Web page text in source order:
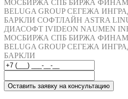
МОСБИРЖА СПБ БИРЖА ФИНАМ
BELUGA GROUP СЕГЕЖА
БАРКЛИ СОФТЛАЙН ASTRA
ДИАСОФТ IVIDEON NAUMEN
МОСБИРЖА СПБ БИРЖА ФИНАМ
BELUGA GROUP СЕГЕЖА
БАРКЛИ
Оставить заявку на консультацию